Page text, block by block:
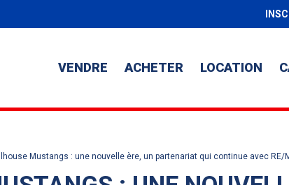
VENDRE ACHETER LOCATION
Mustangs : une nouvelle ère, un partenariat qui continue avec RE/